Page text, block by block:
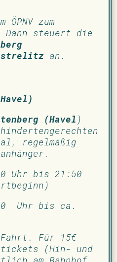
zum
Dann steuert die
an.
(Havel )
regelmäßig
Uhr bis 21:50
Uhr bis ca.
Für 15€
(Hin- und